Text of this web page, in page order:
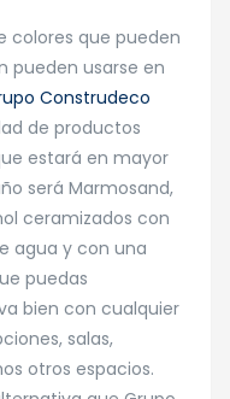
colores que pueden
pueden usarse en
Construdeco
de productos
estará en mayor
será Marmosand,
ceramizados con
agua y con una
puedas
bien con cualquier
salas,
otros espacios.